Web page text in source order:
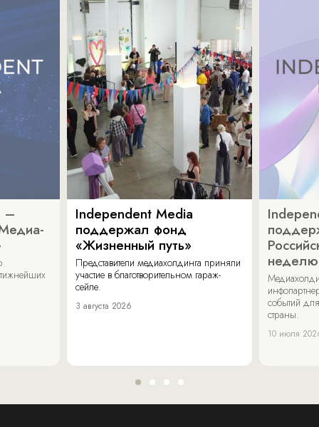
–
Independent Media
поддержал фонд
«Жизненный путь»
Представители медиахолдинга приняли
участие в благотворительном гараж-
сейле.
3 августа 2026
неделю
событий
страны.
10 июля